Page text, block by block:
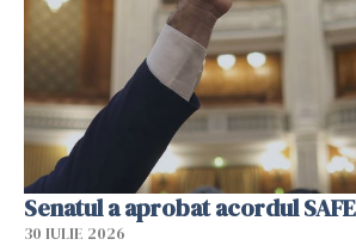
Senatul a aprobat acordul SAFE
30 IULIE 2026